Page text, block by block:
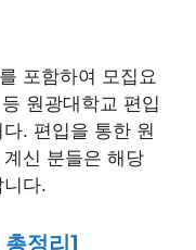
포함하여 모집요
원광대학교 편입
. 편입을 통한 원
신 분들은 해당
다.
총정리]